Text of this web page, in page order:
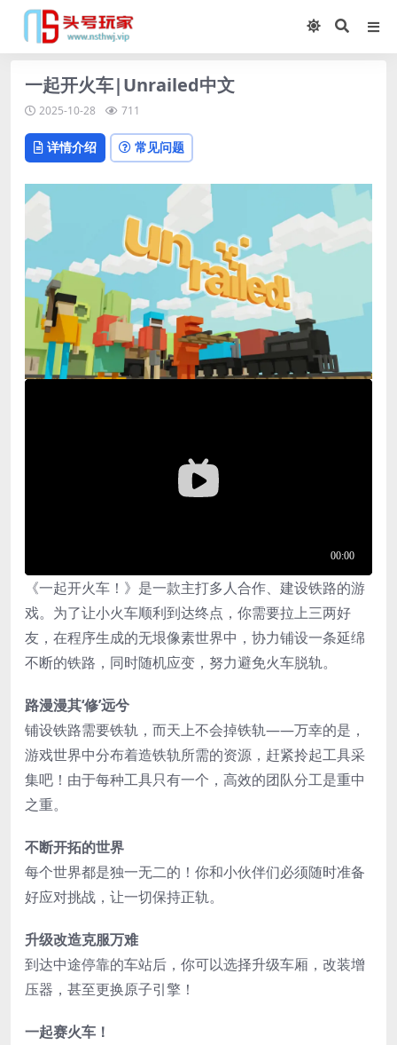
一起开火车|Unrailed中文
2025-10-28 711
详情介绍 常见问题
《一起开火车！》是一款主打多人合作、建设铁路的游
戏。为了让小火车顺利到达终点，你需要拉上三两好
友，在程序生成的无垠像素世界中，协力铺设一条延绵
不断的铁路，同时随机应变，努力避免火车脱轨。
路漫漫其‘修’远兮
铺设铁路需要铁轨，而天上不会掉铁轨——万幸的是，
游戏世界中分布着造铁轨所需的资源，赶紧拎起工具采
集吧！由于每种工具只有一个，高效的团队分工是重中
之重。
不断开拓的世界
每个世界都是独一无二的！你和小伙伴们必须随时准备
好应对挑战，让一切保持正轨。
升级改造克服万难
到达中途停靠的车站后，你可以选择升级车厢，改装增
压器，甚至更换原子引擎！
一起赛火车！